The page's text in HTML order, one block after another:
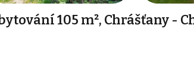
105 m², Chrášťany -